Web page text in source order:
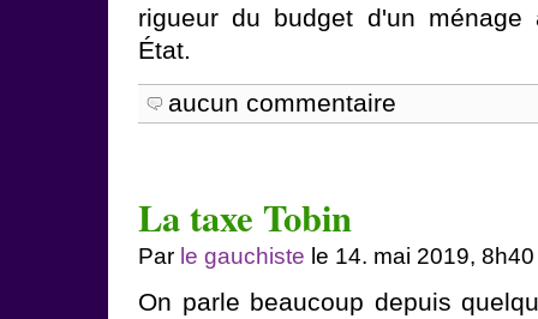
rigueur du budget d'un
État.
aucun commentaire
La taxe Tobin
Par le gauchiste le 14. mai 2019, 8h40
On parle beaucoup depuis